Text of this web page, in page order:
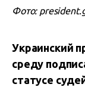
Фото:
Украинский
среду
статусе